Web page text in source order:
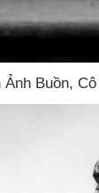
Ảnh Buồn,